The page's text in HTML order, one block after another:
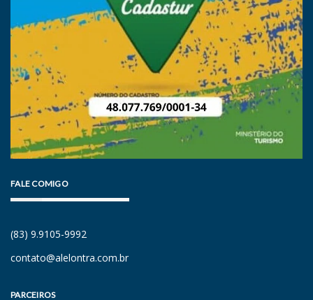
FALE COMIGO
(83) 9.9105-9992
contato@alelontra.com.br
PARCEIROS